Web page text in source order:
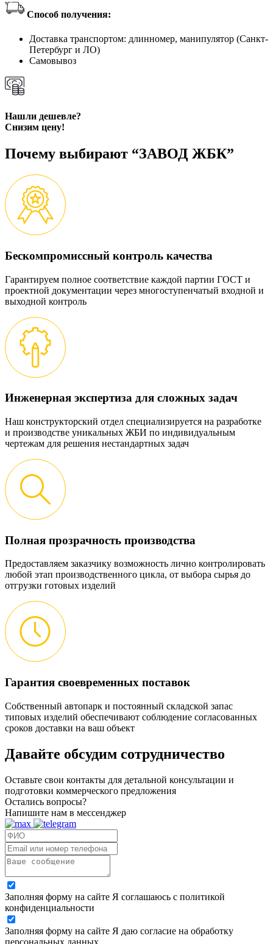
Способ получения:
Доставка транспортом: длинномер, манипулятор (Санкт-
Петербург и ЛО)
Самовывоз
Нашли дешевле?
Снизим цену!
Почему выбирают “ЗАВОД ЖБК”
Бескомпромиссный контроль качества
Гарантируем полное соответствие каждой партии ГОСТ и
проектной документации через многоступенчатый входной и
выходной контроль
Инженерная экспертиза для сложных задач
Наш конструкторский отдел специализируется на разработке
и производстве уникальных ЖБИ по индивидуальным
чертежам для решения нестандартных задач
Полная прозрачность производства
Предоставляем заказчику возможность лично контролировать
любой этап производственного цикла, от выбора сырья до
отгрузки готовых изделий
Гарантия своевременных поставок
Собственный автопарк и постоянный складской запас
типовых изделий обеспечивают соблюдение согласованных
сроков доставки на ваш объект
Давайте обсудим сотрудничество
Оставьте свои контакты для детальной консультации и
подготовки коммерческого предложения
Остались вопросы?
Напишите нам в мессенджер
Заполняя форму на сайте Я соглашаюсь с политикой
конфиденциальности
Заполняя форму на сайте Я даю согласие на обработку
персональных данных.